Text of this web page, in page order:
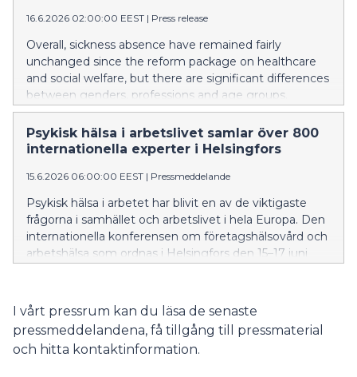
työskenteleviin.
16.6.2026 02:00:00 EEST | Press release
Overall, sickness absence have remained fairly
unchanged since the reform package on healthcare
and social welfare, but there are significant differences
between genders, professions and age groups.
Women and the youngest employees, as well as
employees in early childhood education, for example,
have more absences than men, middle-aged
specialist positions.
Psykisk hälsa i arbetslivet samlar över 800
internationella experter i Helsingfors
15.6.2026 06:00:00 EEST | Pressmeddelande
Psykisk hälsa i arbetet har blivit en av de viktigaste
frågorna i samhället och arbetslivet i hela Europa. Den
internationella konferensen om företagshälsovård och
arbetshälsa som ordnas i Helsingfors den 15–17 juni
arbetet.
I vårt pressrum kan du läsa de senaste
pressmeddelandena, få tillgång till pressmaterial
och hitta kontaktinformation.